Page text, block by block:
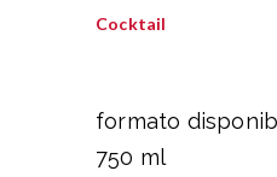
Cocktail
formato
750 ml